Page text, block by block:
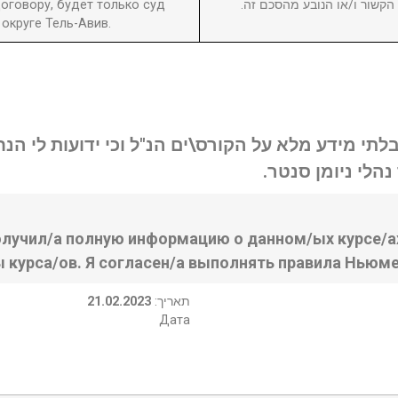
будет только суд
Тель-Авив.
הקשור ו/או הנובע מהסכם זה.
מידע מלא על הקורס\ים הנ"ל וכי ידועות לי
ניומן סנטר.
а полную информацию о данном/ых курсе/
курса/ов. Я согласен/а выполнять правила
21.02.2023 :תאריך
Дата